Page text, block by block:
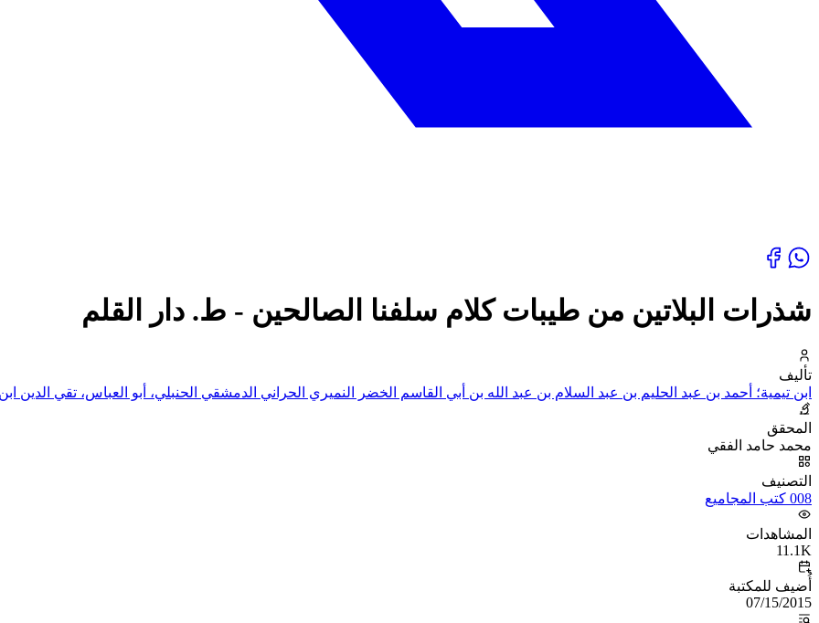
شذرات البلاتين من طيبات كلام سلفنا الصالحين - ط. دار القلم
تأليف
ابن تيمية؛ أحمد بن عبد الحليم بن عبد السلام بن عبد الله بن أبي القاسم الخضر النميري الحراني الدمشقي الحنبلي، أبو العباس، تقي الدين
المحقق
محمد حامد الفقي
التصنيف
008 كتب المجاميع
المشاهدات
11.1K
أُضيف للمكتبة
07/15/2015